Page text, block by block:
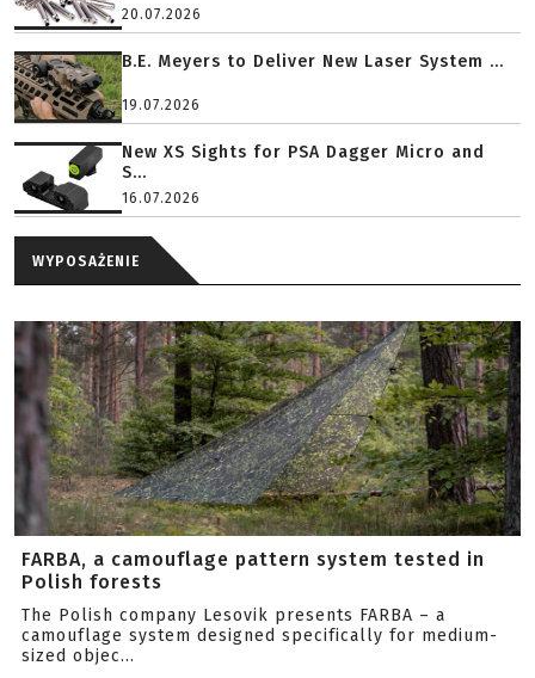
20.07.2026
B.E. Meyers to Deliver New Laser System ...
19.07.2026
New XS Sights for PSA Dagger Micro and
S...
16.07.2026
WYPOSAŻENIE
FARBA, a camouflage pattern system tested in
Polish forests
The Polish company Lesovik presents FARBA – a
camouflage system designed specifically for medium-
sized objec...